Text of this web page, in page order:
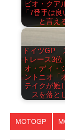
ビオ・クア
「7番手は
と言え
ドイツGP
トレース3
オ・ディ・
ントニオ「
テイクが難
スを落と
MOTOGP